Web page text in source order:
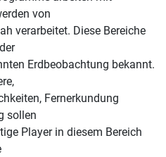
von
verarbeitet. Diese Bereiche
Erdbeobachtung bekannt.
Fernerkundung
sollen
Player in diesem Bereich